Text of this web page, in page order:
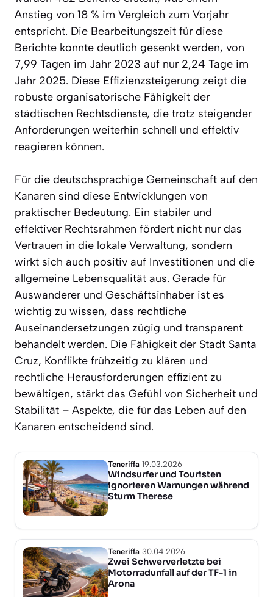
Anstieg von 18 % im Vergleich zum Vorjahr
entspricht. Die Bearbeitungszeit für diese
Berichte konnte deutlich gesenkt werden, von
7,99 Tagen im Jahr 2023 auf nur 2,24 Tage im
Jahr 2025. Diese Effizienzsteigerung zeigt die
robuste organisatorische Fähigkeit der
städtischen Rechtsdienste, die trotz steigender
Anforderungen weiterhin schnell und effektiv
reagieren können.
Für die deutschsprachige Gemeinschaft auf den
Kanaren sind diese Entwicklungen von
praktischer Bedeutung. Ein stabiler und
effektiver Rechtsrahmen fördert nicht nur das
Vertrauen in die lokale Verwaltung, sondern
wirkt sich auch positiv auf Investitionen und die
allgemeine Lebensqualität aus. Gerade für
Auswanderer und Geschäftsinhaber ist es
wichtig zu wissen, dass rechtliche
Auseinandersetzungen zügig und transparent
behandelt werden. Die Fähigkeit der Stadt Santa
Cruz, Konflikte frühzeitig zu klären und
rechtliche Herausforderungen effizient zu
bewältigen, stärkt das Gefühl von Sicherheit und
Stabilität – Aspekte, die für das Leben auf den
Kanaren entscheidend sind.
Teneriffa 19.03.2026
Windsurfer und Touristen
ignorieren Warnungen während
Sturm Therese
Teneriffa 30.04.2026
Zwei Schwerverletzte bei
Motorradunfall auf der TF-1 in
Arona